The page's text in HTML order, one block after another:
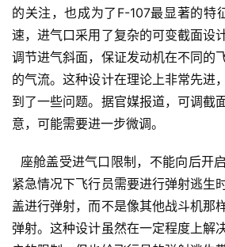
的关注，也成为了F-107最显著的特
速，进气口采用了复杂的可变截面设
调节进气斜面，保证发动机在不同的
的气流。这种设计在理论上非常先进
到了一些问题。据官媒报道，可调截
意，可能需要进一步微调。
座舱盖受进气口限制，不能向后开
紧急情况下飞行员需要进行弹射逃生
盖进行弹射，而不是像其他战斗机那
弹射。这种设计虽然在一定程度上解